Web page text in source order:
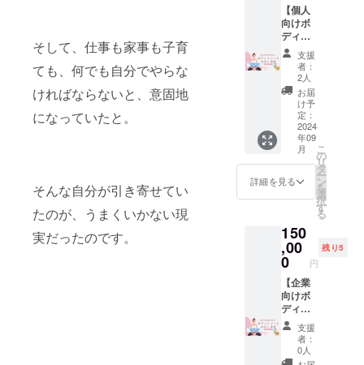
そして、仕事も家事も子育
ても、何でも自分でやらな
ければならないと、意固地
になっていたと。
そんな自分が引き寄せてい
たのが、うまくいかない現
実だったのです。
様のご
支援を
心より
お待ち
してお
りま
す。
い。
告、パ
ンフ
レッ
ト、
ウェブ
サイ
ト、
ソー
シャル
メディ
アでの
露出 メ
ディア
やプレ
別な言
及 特別
イベン
トや
セッ
ション
ワーク
ショッ
プやセ
ナー、
ス（パ
パも利
用可
能） 上
の子も
利用可
能 ママ
スタッ
フ常駐
でサ
ポート
広告露
出 イベ
ント会
場の主
要な場
ゴやブ
ランド
名を表
示 看板
に複数
社の企
業名を
記載 広
告、パ
ンフ
レッ
営。
「すべ
ての人
が生ま
れてき
てよ
かった
と思う
ことが
出来る
社会」
をビ
ジョン
とし、
「妊
娠・出
育て」
と「受
容・選
択・創
造」を
掛け合
わせた
活動を
ミッ
ション
として
キャリ
アを築
いてき
まし
た。 相
談室の
特徴 個
別相
談：具
体的な
悩みや
問題に
対し
て、丁
寧なア
ドバイ
供しま
す。 広
範な相
談内
容：子
育て、
家事、
仕事、
人生設
計な
ど、マ
ション
術を高
める
セッ
ション
坂下賀
英子と
の交流
タイム
開催日
リート
の日程
補日の
中から
いただ
けま
す。 各
日程
は、事
前に
メール
にてご
案内い
たしま
す。 宿
災コ
ミュニ
ティを
形成
し、互
いに支
え合う
ことが
できま
す。 リ
ターン
詳細 書
籍1冊
りキッ
ト ワー
プ参加
券（オ
ンライ
ンまた
はリア
ル） 材
料（出
来上が
りの味
噌1.5キ
を省
き、美
味しい
料理を
手軽に
楽しめ
ます。
復興支
援：購
入いた
だいた
金額の
復興支
援金と
す。 リ
ターン
詳細 書
籍1冊
お母さ
んラク
しよう
セット
（卓上
フライ
してお
使いい
ただけ
ます。
入って
いるパ
ンは京
都・祇
園発祥
のボ
ロー
ニャさ
んの防
災備蓄
ニャさ
んは新
潟の震
災を
きっか
けにパ
ンの缶
詰を開
発され
まし
期保存
が可能
な非常
食品
で、3年
の長期
保存が
可能で
す。 パ
ンは缶
に入っ
ていま
すので
袋製品
災害時
用の備
蓄品と
してお
使いい
ただけ
ます。
入って
いるパ
ンは京
都・祇
【個人
向けボ
ディリ
ポート
＋坂下
本1冊】
坂下賀
英子の
書籍1冊
と共
に、世
界最先
端技術
を用い
た未病
診断
Y
REPOR
T」を提
供しま
す。服
を着た
まま
座った
ままで
も放射
線を浴
支援
者：
2人
お届
け予
定：
2024
年09
月
詳細を見る
こ
の
リ
タ
ー
ン
を
選
択
す
る
150
,00
0 円
残り5
【企業
向けボ
ディリ
ポート
＋坂下
本10
冊】 坂
支援
者：
0人